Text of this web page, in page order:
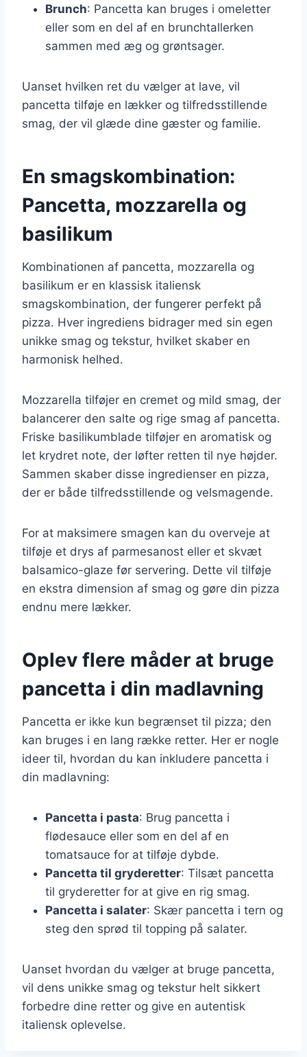
Brunch: Pancetta kan bruges i omeletter
eller som en del af en brunchtallerken
sammen med æg og grøntsager.
Uanset hvilken ret du vælger at lave, vil
pancetta tilføje en lækker og tilfredsstillende
smag, der vil glæde dine gæster og familie.
En smagskombination:
Pancetta, mozzarella og
basilikum
Kombinationen af pancetta, mozzarella og
basilikum er en klassisk italiensk
smagskombination, der fungerer perfekt på
pizza. Hver ingrediens bidrager med sin egen
unikke smag og tekstur, hvilket skaber en
harmonisk helhed.
Mozzarella tilføjer en cremet og mild smag, der
balancerer den salte og rige smag af pancetta.
Friske basilikumblade tilføjer en aromatisk og
let krydret note, der løfter retten til nye højder.
Sammen skaber disse ingredienser en pizza,
der er både tilfredsstillende og velsmagende.
For at maksimere smagen kan du overveje at
tilføje et drys af parmesanost eller et skvæt
balsamico-glaze før servering. Dette vil tilføje
en ekstra dimension af smag og gøre din pizza
endnu mere lækker.
Oplev flere måder at bruge
pancetta i din madlavning
Pancetta er ikke kun begrænset til pizza; den
kan bruges i en lang række retter. Her er nogle
ideer til, hvordan du kan inkludere pancetta i
din madlavning:
Pancetta i pasta: Brug pancetta i
flødesauce eller som en del af en
tomatsauce for at tilføje dybde.
Pancetta til gryderetter: Tilsæt pancetta
til gryderetter for at give en rig smag.
Pancetta i salater: Skær pancetta i tern og
steg den sprød til topping på salater.
Uanset hvordan du vælger at bruge pancetta,
vil dens unikke smag og tekstur helt sikkert
forbedre dine retter og give en autentisk
italiensk oplevelse.